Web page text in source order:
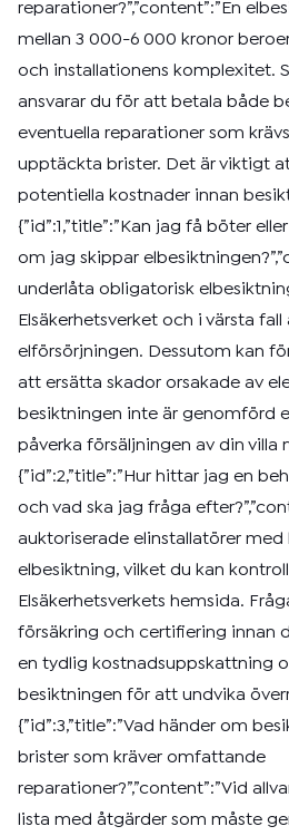
reparationer?”,”content”:”En
mellan 3 000-6 000 kronor
och installationens komplexitet.
ansvarar du för att betala både
eventuella reparationer som
upptäckta brister. Det är viktigt
potentiella kostnader innan
{”id”:1,”title”:”Kan jag få böter
om jag skippar
underlåta obligatorisk
Elsäkerhetsverket och i värsta
elförsörjningen. Dessutom kan
att ersätta skador orsakade av
besiktningen inte är genomförd
påverka försäljningen av din villa
{”id”:2,”title”:”Hur hittar jag en
och vad ska jag fråga
auktoriserade elinstallatörer
elbesiktning, vilket du kan
Elsäkerhetsverkets hemsida.
försäkring och certifiering innan
en tydlig kostnadsuppskattning
besiktningen för att undvika
{”id”:3,”title”:”Vad händer om
brister som kräver omfattande
reparationer?”,”content”:”Vid
lista med åtgärder som måste